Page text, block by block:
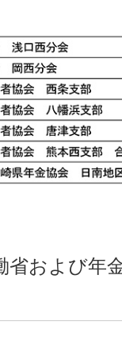
省および年